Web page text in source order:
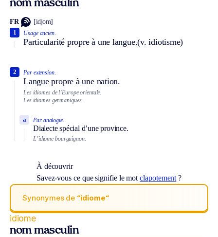
nom masculin
FR [idjom]
Usage ancien.
Particularité propre à une langue.(v. idiotisme)
1
Par extension.
Langue propre à une nation.
2
Les idiomes de l’Europe orientale.
Les idiomes germaniques.
Par analogie.
Dialecte spécial d’une province.
a
L’idiome bourguignon.
À découvrir
Savez-vous ce que signifie le motclapotement ?
Synonymes de “idiome“
idiome
nom masculin